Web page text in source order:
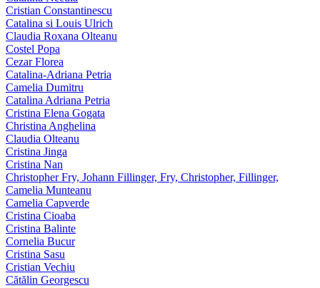
Cristian Constantinescu
Catalina si Louis Ulrich
Claudia Roxana Olteanu
Costel Popa
Cezar Florea
Catalina-Adriana Petria
Camelia Dumitru
Catalina Adriana Petria
Cristina Elena Gogata
Christina Anghelina
Claudia Olteanu
Cristina Jinga
Cristina Nan
Christopher Fry, Johann Fillinger, Fry, Christopher, Fillinger,
Camelia Munteanu
Camelia Capverde
Cristina Cioaba
Cristina Balinte
Cornelia Bucur
Cristina Sasu
Cristian Vechiu
Cătălin Georgescu